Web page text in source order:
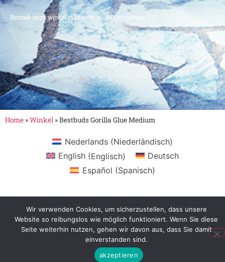
Bezoek onze winkel in Utrecht op de Croeselaan 217
© All rights reserved to Smartshop Route 030 - Smartshop in Utrecht
Home »Winkel »Bestbuds Gorilla Glue Medium
Nederlands(Niederländisch)
English (Englisch)
Deutsch
Español (Spanisch)
Wir verwenden Cookies, um sicherzustellen, dass unsere
Website so reibungslos wie möglich funktioniert. Wenn Sie diese
Seite weiterhin nutzen, gehen wir davon aus, dass Sie damit
einverstanden sind.
akzeptieren